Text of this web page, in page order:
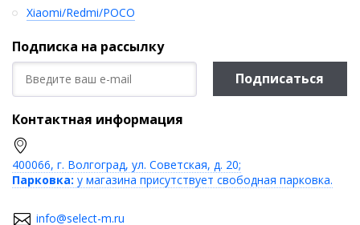
Xiaomi/Redmi/POCO
Подписка на рассылку
Подписаться
Контактная информация
400066, г. Волгоград, ул. Советская, д. 20;
Парковка: у магазина присутствует свободная парковка.
info@select-m.ru